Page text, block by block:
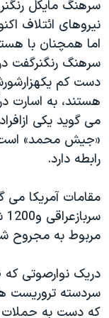
فرهنگ و زندگی
حقوق شهروندی
اقتصادی
علم و فناوری
اسرائیل در جنگ
گالری عکس
آرشیو پخش زنده
انتخابات ریاست
حمله جمهوری
رمز مهسا
ورزش زنان در ایران
اعتراضات زن،
مجموعه مستندهای
تریبونال مردمی آبان ۹۸
دادگاه حمید نوری
چهل سال
قانون شفافیت
اعتراضات مردمی آبان
دنبال کنید
زبانهای مختلف
سرهنگ مايکل
نيروهای ائتلاف
اما همچنان با
سرهنگ رنگنرگفت
هستند، به اسارت
می گويد يکی
«جيش محمد» است
رابطه دارد.
مربوط به مجروح
دريک نوارصوتی که
سردسته تروريست
که دست به حملات